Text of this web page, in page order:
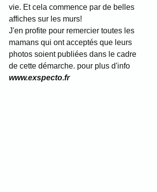
vie. Et cela commence par de belles
affiches sur les murs!
J'en profite pour remercier toutes les
mamans qui ont acceptés que leurs
photos soient publiées dans le cadre
de cette démarche. pour plus d'info
www.exspecto.fr